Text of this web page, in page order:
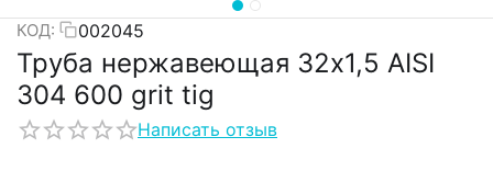
КОД: 002045
Труба нержавеющая 32х1,5 AISI
304 600 grit tig
Написать отзыв